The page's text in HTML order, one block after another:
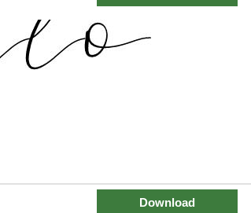
Download